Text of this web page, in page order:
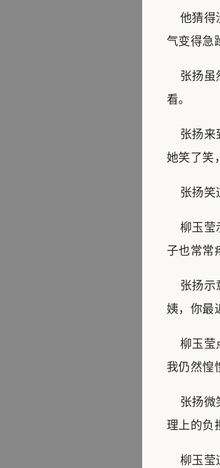
他猜得
气变得急
张扬虽
看。
张扬来
她笑了笑
张扬笑
柳玉莹
子也常常
张扬示
姨，你最
柳玉莹
我仍然惶
张扬微
理上的负
柳玉莹